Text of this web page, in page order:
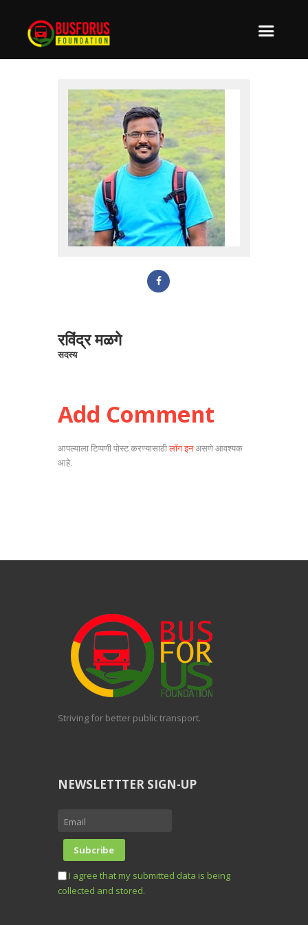
रविंद्र मळगे
सदस्य
Add Comment
आपल्याला टिप्पणी पोस्ट करण्यासाठीलॉग इनअसणे आवश्यक
आहे.
Striving for better public transport.
NEWSLETTTER SIGN-UP
I agree that my submitted data is being
collected and stored.